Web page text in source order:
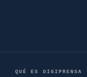
QUÉ ES DIGIPRENSA